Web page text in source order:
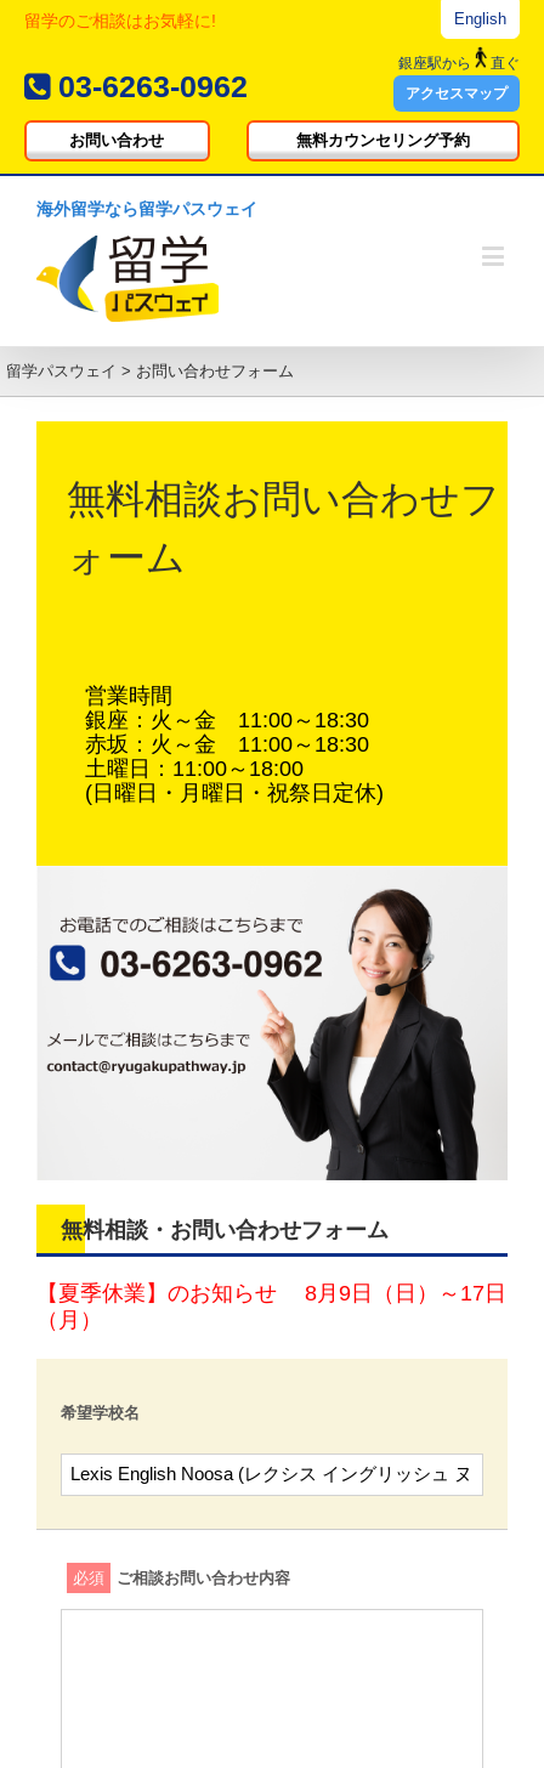
留学のご相談はお気軽に!
03-6263-0962
English
銀座駅から
直ぐ
アクセスマップ
お問い合わせ 無料カウンセリング予約
海外留学なら留学パスウェイ
留学パスウェイ > お問い合わせフォーム
無料相談お問い合わせフ
ォーム
営業時間
銀座：火～金 11:00～18:30
赤坂：火～金 11:00～18:30
土曜日：11:00～18:00
(日曜日・月曜日・祝祭日定休)
無料相談・お問い合わせフォーム
【夏季休業】のお知らせ 8月9日（日）～17日
（月）
希望学校名
必須 ご相談お問い合わせ内容